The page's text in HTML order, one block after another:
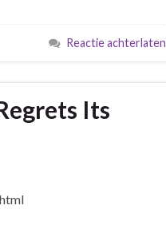
Reactie achterlaten
Its